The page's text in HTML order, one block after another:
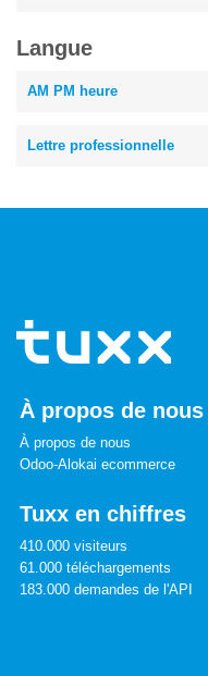
Langue
AM PM heure
Lettre professionnelle
À propos de nous
À propos de nous
Odoo-Alokai ecommerce
Tuxx en chiffres
410.000 visiteurs
61.000 téléchargements
183.000 demandes de l'API